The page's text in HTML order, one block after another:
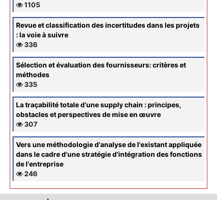
1105
Revue et classification des incertitudes dans les projets
: la voie à suivre
336
Sélection et évaluation des fournisseurs: critères et
méthodes
335
La traçabilité totale d'une supply chain : principes,
obstacles et perspectives de mise en œuvre
307
Vers une méthodologie d'analyse de l'existant appliquée
dans le cadre d'une stratégie d'intégration des fonctions
de l'entreprise
246